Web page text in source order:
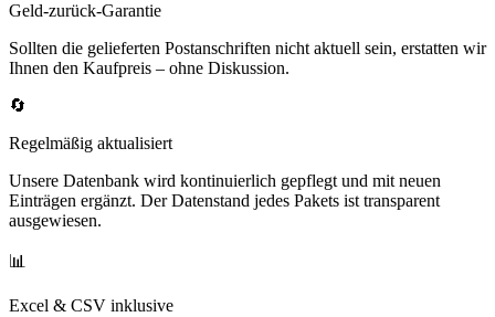
Geld-zurück-Garantie
Sollten die gelieferten Postanschriften nicht aktuell sein, erstatten wir
Ihnen den Kaufpreis – ohne Diskussion.
🔄
Regelmäßig aktualisiert
Unsere Datenbank wird kontinuierlich gepflegt und mit neuen
Einträgen ergänzt. Der Datenstand jedes Pakets ist transparent
ausgewiesen.
📊
Excel & CSV inklusive